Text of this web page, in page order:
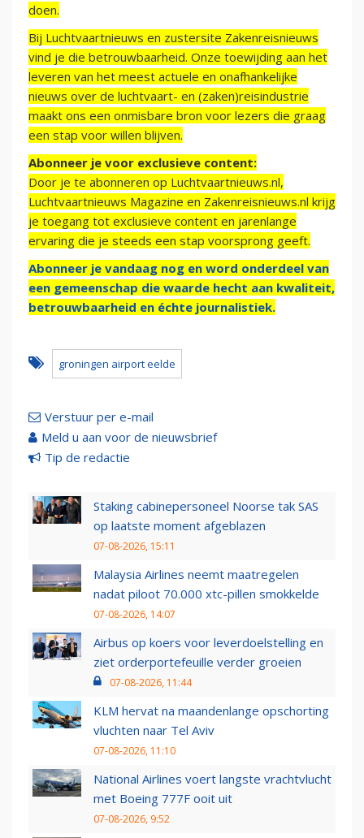
doen.
Bij Luchtvaartnieuws en zustersite Zakenreisnieuws
vind je die betrouwbaarheid. Onze toewijding aan het
leveren van het meest actuele en onafhankelijke
nieuws over de luchtvaart- en (zaken)reisindustrie
maakt ons een onmisbare bron voor lezers die graag
een stap voor willen blijven.
Abonneer je voor exclusieve content:
Door je te abonneren op Luchtvaartnieuws.nl,
Luchtvaartnieuws Magazine en Zakenreisnieuws.nl krijg
je toegang tot exclusieve content en jarenlange
ervaring die je steeds een stap voorsprong geeft.
Abonneer je vandaag nog en word onderdeel van
een gemeenschap die waarde hecht aan kwaliteit,
betrouwbaarheid en échte journalistiek.
groningen airport eelde
Verstuur per e-mail
Meld u aan voor de nieuwsbrief
Tip de redactie
Staking cabinepersoneel Noorse tak SAS
op laatste moment afgeblazen
07-08-2026, 15:11
Malaysia Airlines neemt maatregelen
nadat piloot 70.000 xtc-pillen smokkelde
07-08-2026, 14:07
Airbus op koers voor leverdoelstelling en
ziet orderportefeuille verder groeien
07-08-2026, 11:44
KLM hervat na maandenlange opschorting
vluchten naar Tel Aviv
07-08-2026, 11:10
National Airlines voert langste vrachtvlucht
met Boeing 777F ooit uit
07-08-2026, 9:52